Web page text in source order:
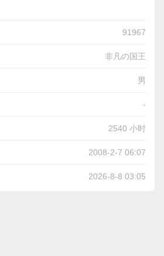
91967
非凡の国王
男
-
2540 小时
2008-2-7 06:07
2026-8-8 03:05